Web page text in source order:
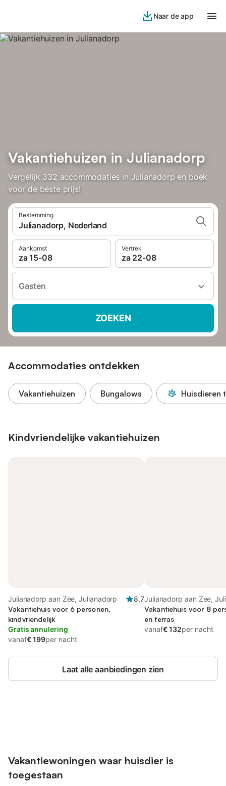
Naar de app
Vakantiehuizen in Julianadorp
Vergelijk 332 accommodaties in Julianadorp en boek
voor de beste prijs!
Bestemming
Julianadorp, Nederland
Aankomst
za 15-08
Vertrek
za 22-08
Gasten
ZOEKEN
Accommodaties ontdekken
Vakantiehuizen Bungalows Huisdieren
Kindvriendelijke vakantiehuizen
Julianadorp aan Zee, Julianadorp
8,7
Vakantiehuis voor 6 personen,
kindvriendelijk
Gratis annulering
vanaf€ 199per nacht
Julianadorp aan Zee,
Vakantiehuis voor 8
en terras
vanaf€ 132per nacht
Laat alle aanbiedingen zien
Vakantiewoningen waar huisdier is
toegestaan